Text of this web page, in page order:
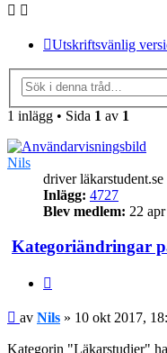
Utskriftsvänlig
1 inlägg • Sida 1 av 1
Nils
driver läkarstudent.se
Inlägg: 4727
Blev medlem: 22
Kategoriändringar
Inlägg
av Nils » 10 okt 2017,
Kategorin "Läkarstudier"